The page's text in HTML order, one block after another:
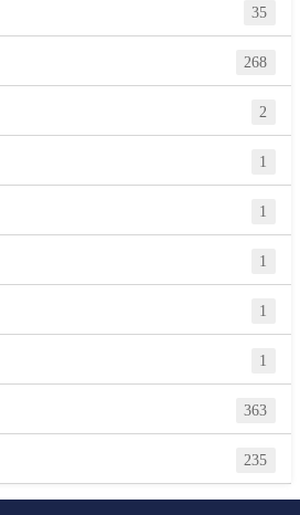
35
268
2
1
1
1
1
1
363
235